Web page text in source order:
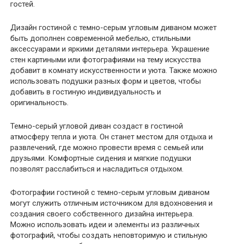
гостей.
Дизайн гостиной с темно-серым угловым диваном может
быть дополнен современной мебелью, стильными
аксессуарами и яркими деталями интерьера. Украшение
стен картиными или фотографиями на тему искусства
добавит в комнату искусственности и уюта. Также можно
использовать подушки разных форм и цветов, чтобы
добавить в гостиную индивидуальность и
оригинальность.
Темно-серый угловой диван создаст в гостиной
атмосферу тепла и уюта. Он станет местом для отдыха и
развлечений, где можно провести время с семьей или
друзьями. Комфортные сидения и мягкие подушки
позволят расслабиться и насладиться отдыхом.
Фотографии гостиной с темно-серым угловым диваном
могут служить отличным источником для вдохновения и
создания своего собственного дизайна интерьера.
Можно использовать идеи и элементы из различных
фотографий, чтобы создать неповторимую и стильную